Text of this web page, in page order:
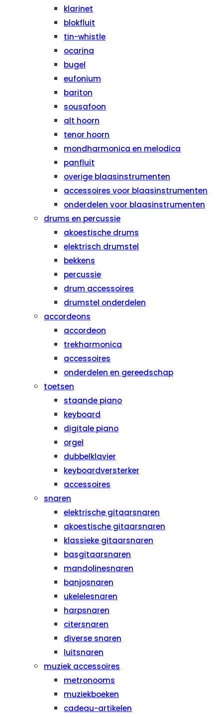
klarinet
blokfluit
tin-whistle
ocarina
bugel
eufonium
bariton
sousafoon
alt hoorn
tenor hoorn
mondharmonica en melodica
panfluit
overige blaasinstrumenten
accessoires voor blaasinstrumenten
onderdelen voor blaasinstrumenten
drums en percussie
akoestische drums
elektrisch drumstel
bekkens
percussie
drum accessoires
drumstel onderdelen
accordeons
accordeon
trekharmonica
accessoires
onderdelen en gereedschap
toetsen
staande piano
keyboard
digitale piano
orgel
dubbelklavier
keyboardversterker
accessoires
snaren
elektrische gitaarsnaren
akoestische gitaarsnaren
klassieke gitaarsnaren
basgitaarsnaren
mandolinesnaren
banjosnaren
ukelelesnaren
harpsnaren
citersnaren
diverse snaren
luitsnaren
muziek accessoires
metronooms
muziekboeken
cadeau-artikelen